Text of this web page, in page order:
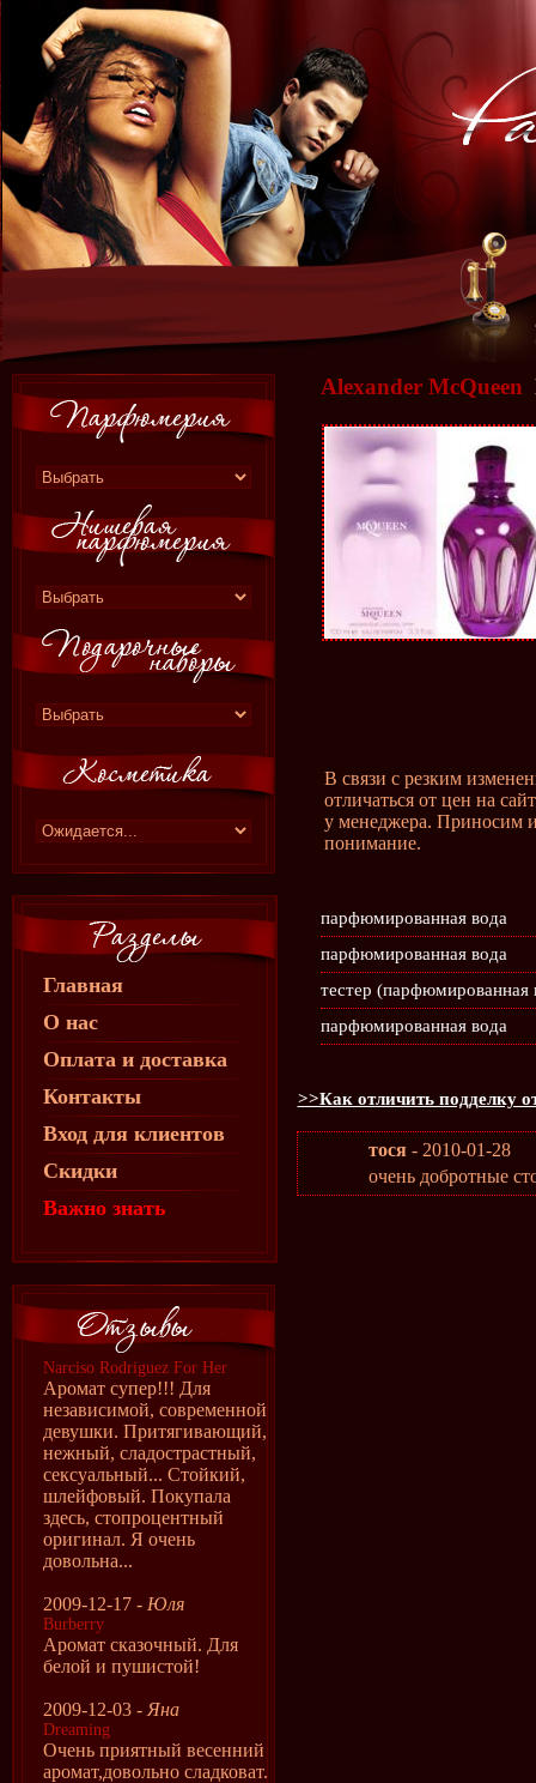
Главная
О нас
Оплата и доставка
Контакты
Вход для клиентов
Скидки
Важно знать
Narciso Rodriguez For Her
Аромат супер!!! Для
независимой, современной
девушки. Притягивающий,
нежный, сладострастный,
сексуальный... Стойкий,
шлейфовый. Покупала
здесь, стопроцентный
оригинал. Я очень
довольна...
2009-12-17 - Юля
Burberry
Аромат сказочный. Для
белой и пушистой!
2009-12-03 - Яна
Dreaming
Очень приятный весенний
аромат,довольно сладковат.
Alexander McQueen
В связи с резким
отличаться от цен на
у менеджера. Приносим
понимание.
парфюмированная вода
парфюмированная вода
тестер (парфюмированная
парфюмированная вода
>>Как отличить подделку
тося- 2010-01-28
очень добротные